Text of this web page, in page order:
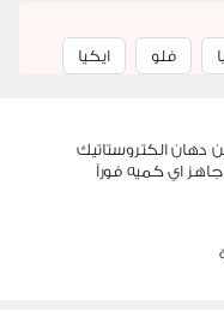
فلو ايكيا
دهان الكتروستاتيك
اي كميه فورآ